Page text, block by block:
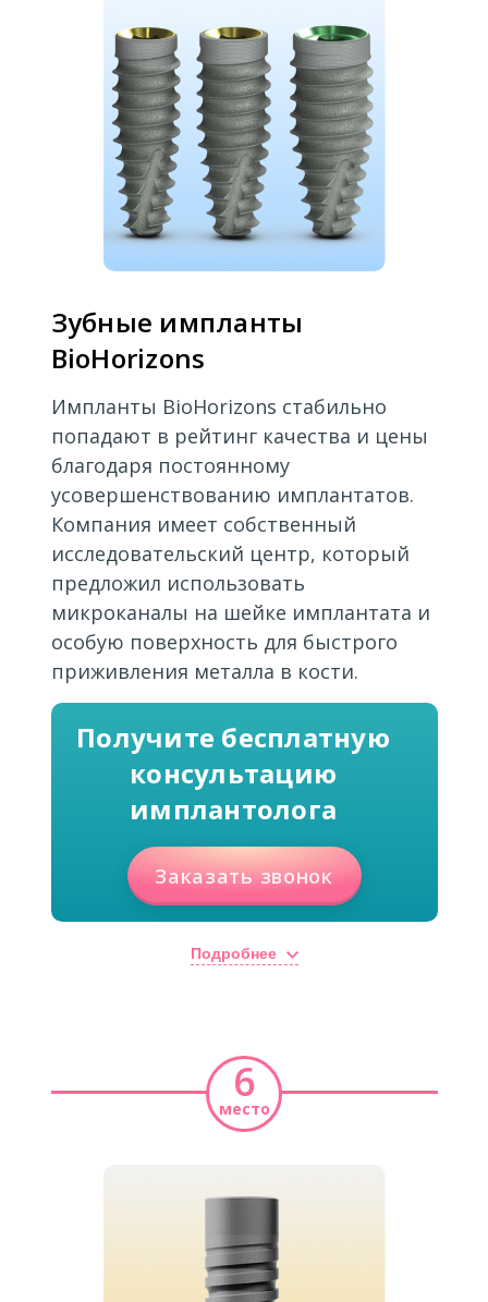
Зубные импланты
BioHorizons
Импланты BioHorizons стабильно
попадают в рейтинг качества и цены
благодаря постоянному
усовершенствованию имплантатов.
Компания имеет собственный
исследовательский центр, который
предложил использовать
микроканалы на шейке имплантата и
особую поверхность для быстрого
приживления металла в кости.
Получите бесплатную
консультацию
имплантолога
Заказать звонок
Подробнее
6
место